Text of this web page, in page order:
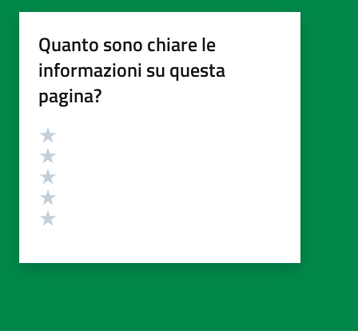
Quanto sono chiare le
informazioni su questa
pagina?
Valutazione